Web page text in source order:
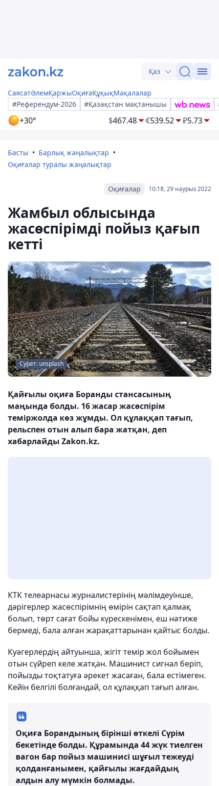
Қаз
СаясатӘлемҚаржыОқиғаҚұқықМақалалар
#Референдум-2026
#Қазақстан мақтанышы
+30° $467.48 €539.52 ₽5.73
Басты
Барлық жаңалықтар
Оқиғалар туралы жаңалықтар
10:18, 29 наурыз 2022
Оқиғалар
Жамбыл облысында
жасөспірімді пойыз қағып
кетті
Сурет: unsplash
Қайғылы оқиға Боранды стансасының
маңында болды. 16 жасар жасөспірім
теміржолда көз жұмды. Ол құлаққап тағып,
рельспен отын алып бара жатқан, деп
хабарлайды Zakon.kz.
КТК телеарнасы журналистерінің мәлімдеуінше,
дәрігерлер жасөспірімнің өмірін сақтап қалмақ
болып, төрт сағат бойы күрескенімен, еш нәтиже
бермеді, бала алған жарақаттарынан қайтыс болды.
Куәгерлердің айтуынша, жігіт темір жол бойымен
отын сүйреп келе жатқан. Машинист сигнал беріп,
пойызды тоқтатуға әрекет жасаған, бала естімеген.
Кейін белгілі болғандай, ол құлаққап тағып алған.
Оқиға Борандының бірінші өткелі Сүрім
бекетінде болды. Құрамында 44 жүк тиелген
вагон бар пойыз машинисі шұғыл тежеуді
қолданғанымен, қайғылы жағдайдың
алдын алу мүмкін болмады.